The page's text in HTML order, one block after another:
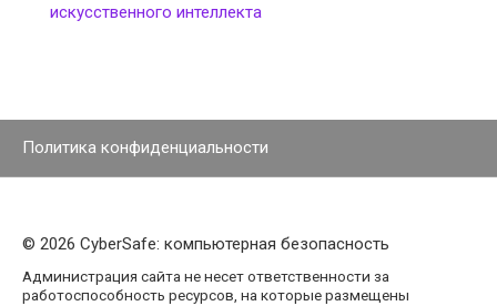
искусственного интеллекта
Политика конфиденциальности
© 2026 CyberSafe: компьютерная безопасность
Администрация сайта не несет ответственности за
работоспособность ресурсов, на которые размещены